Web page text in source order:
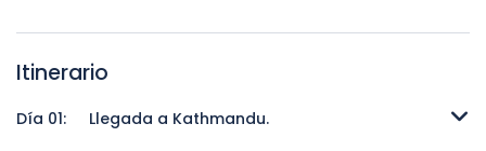
Itinerario
Día 01: Llegada a Kathmandu.